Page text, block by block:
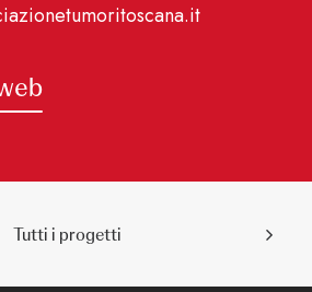
Tutti i progetti